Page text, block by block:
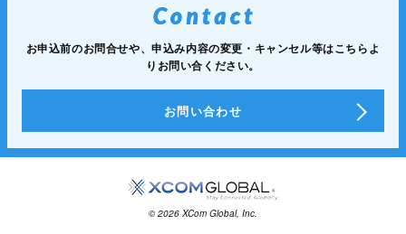
お申込前のお問合せや、申込み内容の変更・キャンセル等はこちらよ
りお問い合ください。
お問い合わせ
© 2026 XCom Global, Inc.